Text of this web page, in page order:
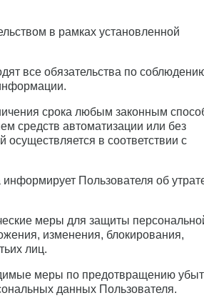
в рамках установленной
все обязательства по
срока любым законным
средств автоматизации или без
в соответствии с
Пользователя об
меры для защиты
изменения, блокирования,
лиц.
меры по предотвращению
данных Пользователя.